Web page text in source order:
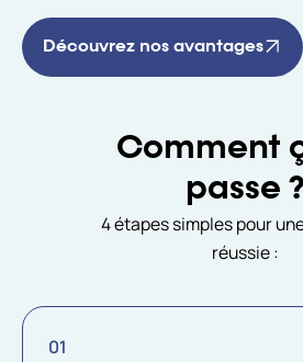
Découvrez nos avantages
Comment
passe ?
4 étapes simples pour
réussie :
01